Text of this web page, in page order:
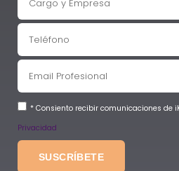
* Consiento recibir comunicaciones de
Privacidad
SUSCRÍBETE